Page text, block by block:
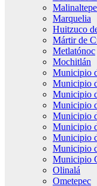
Marquelia
Huitzuco
Mártir de
Metlatónoc
Mochitlán
Municipio
Municipio
Municipio
Municipio
Municipio
Municipio
Municipio
Municipio
Municipio
Olinalá
Ometepec